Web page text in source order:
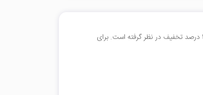
به مناسبت یلدا بنوبوک بدون نیاز به کد تخفیف برای همه مشتریان خود 25 درصد تخفیف در نظر گرفته است. برای